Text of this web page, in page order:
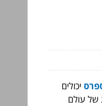
יכולים
של עולם